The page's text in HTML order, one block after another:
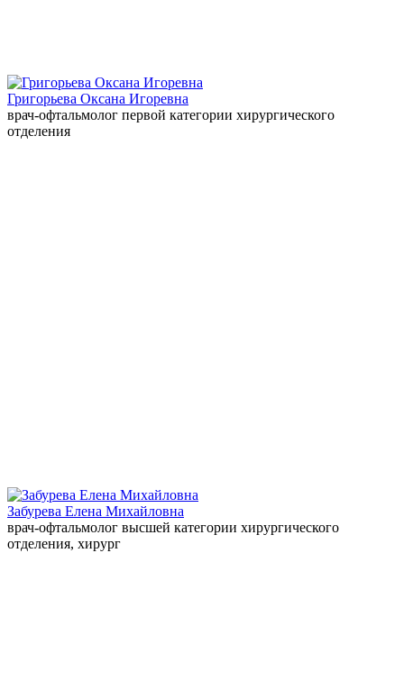
Григорьева Оксана Игоревна
врач-офтальмолог первой категории хирургического
отделения
Забурева Елена Михайловна
врач-офтальмолог высшей категории хирургического
отделения, хирург